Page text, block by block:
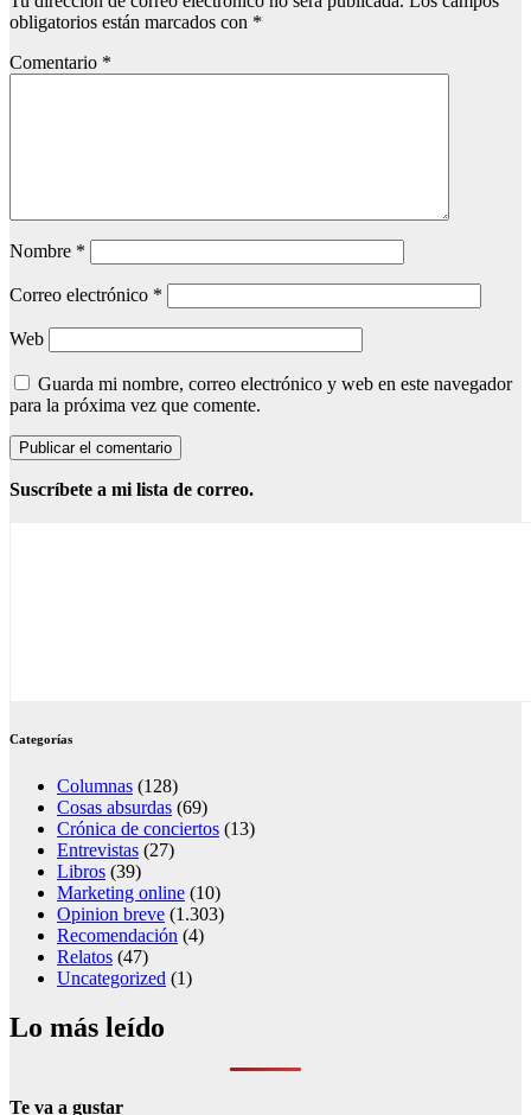
obligatorios están marcados con *
Comentario *
Nombre *
Correo electrónico *
Web
Guarda mi nombre, correo electrónico y web en este navegador
para la próxima vez que comente.
Suscríbete a mi lista de correo.
Categorías
Columnas (128)
Cosas absurdas (69)
Crónica de conciertos (13)
Entrevistas (27)
Libros (39)
Marketing online (10)
Opinion breve (1.303)
Recomendación (4)
Relatos (47)
Uncategorized (1)
Lo más leído
Te va a gustar